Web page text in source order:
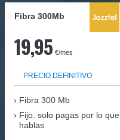
Fibra 300Mb
19,95 €/mes
PRECIO DEFINITIVO
Fibra 300 Mb
Fijo: solo pagas por lo que
hablas